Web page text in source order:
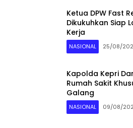
Ketua DPW Fast
Dikukuhkan Siap
Kerja
NASIONAL 25/08/
Kapolda Kepri
Rumah Sakit
Galang
NASIONAL 09/08/